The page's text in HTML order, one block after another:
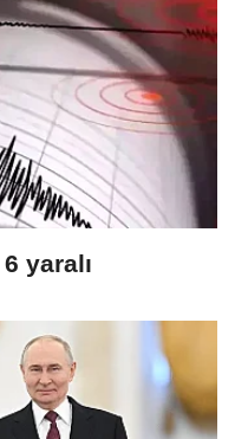
yaralı